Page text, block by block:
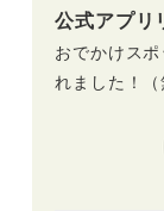
公式アプリ
おでかけス
れました！（